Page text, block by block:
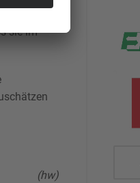
der
sie im
(hw)